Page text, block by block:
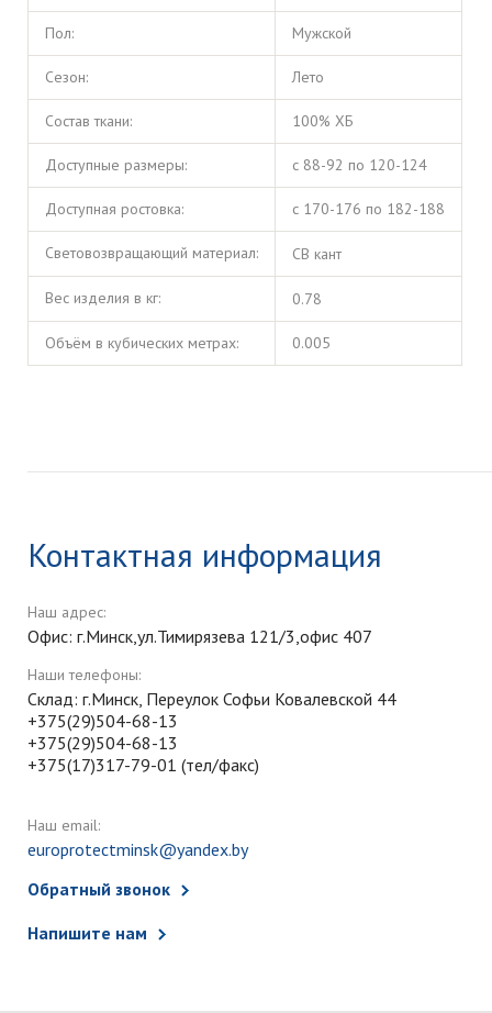
Пол: Мужской
Сезон: Лето
Состав ткани: 100% ХБ
Доступные размеры: с 88-92 по 120-124
Доступная ростовка: с 170-176 по 182-188
Световозвращающий материал: СВ кант
Вес изделия в кг: 0.78
Объём в кубических метрах: 0.005
Контактная информация
Наш адрес:
Офис: г.Минск,ул.Тимирязева 121/3,офис 407
Наши телефоны:
Склад: г.Минск, Переулок Софьи Ковалевской 44
+375(29)504-68-13
+375(29)504-68-13
+375(17)317-79-01 (тел/факс)
Наш email:
europrotectminsk@yandex.by
Обратный звонок
Напишите нам